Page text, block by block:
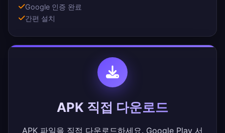
Google 인증 완료
간편 설치
APK 직접 다운로드
APK 파일을 직접 다운로드하세요. Google Play 서